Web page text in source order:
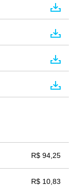
R$ 94,25
R$ 10,83